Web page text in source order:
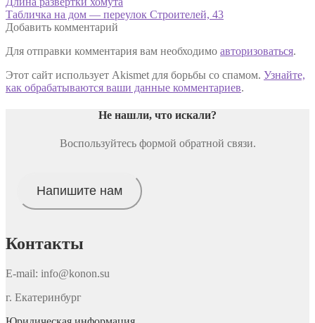
Навигация
по
запись:
Следующая
запись:
Табличка на дом — переулок Строителей, 43
Добавить комментарий
Для отправки комментария вам необходимо авторизоваться.
Этот сайт использует Akismet для борьбы со спамом. Узнайте,
как обрабатываются ваши данные комментариев.
Не нашли, что искали?
Воспользуйтесь формой обратной связи.
Напишите нам
Контакты
E-mail: info@konon.su
г. Екатеринбург